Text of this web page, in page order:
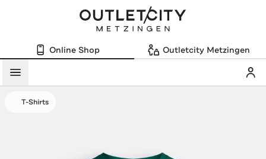
Online Shop Outletcity Metzingen
Menü
T-Shirts